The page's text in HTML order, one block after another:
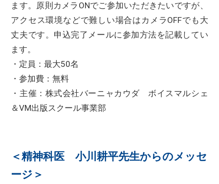
ます。原則カメラONでご参加いただきたいですが、
アクセス環境などで難しい場合はカメラOFFでも大
丈夫です。申込完了メールに参加方法を記載してい
ます。
・定員：最大50名
・参加費：無料
・主催：株式会社バーニャカウダ ボイスマルシェ
＆VM出版スクール事業部
＜精神科医 小川耕平先生からのメッセ
ージ＞